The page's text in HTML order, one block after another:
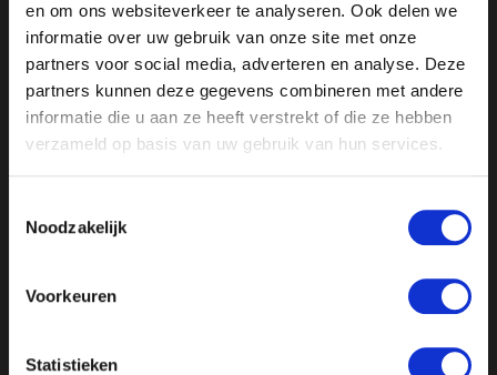
en om ons websiteverkeer te analyseren. Ook delen we
informatie over uw gebruik van onze site met onze
partners voor social media, adverteren en analyse. Deze
partners kunnen deze gegevens combineren met andere
informatie die u aan ze heeft verstrekt of die ze hebben
verzameld op basis van uw gebruik van hun services.
Noodzakelijk
Voorkeuren
Statistieken
Deel 2
Beluister hem in zijn geheel als podcast terug op
Spotifyof in je podcast app.